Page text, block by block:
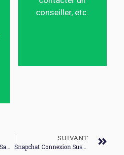
conseiller, etc.
SUIVANT
Snapchat Connexion Suspecte